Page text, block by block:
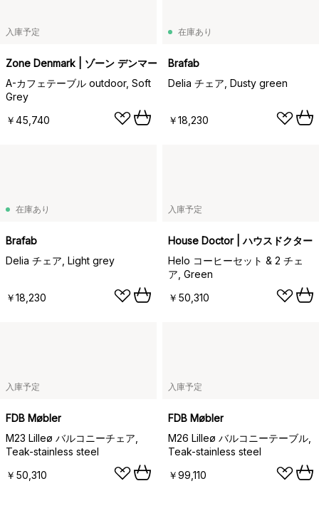
入庫予定
Zone Denmark | ゾーン デンマーク
A-カフェテーブル outdoor, Soft
Grey
￥45,740
在庫あり
Brafab
Delia チェア, Dusty green
￥18,230
在庫あり
Brafab
Delia チェア, Light grey
￥18,230
入庫予定
House Doctor | ハウスドクター
Helo コーヒーセット & 2 チェ
ア, Green
￥50,310
入庫予定
FDB Møbler
M23 Lilleø バルコニーチェア,
Teak-stainless steel
￥50,310
入庫予定
FDB Møbler
M26 Lilleø バルコニーテーブル,
Teak-stainless steel
￥99,110